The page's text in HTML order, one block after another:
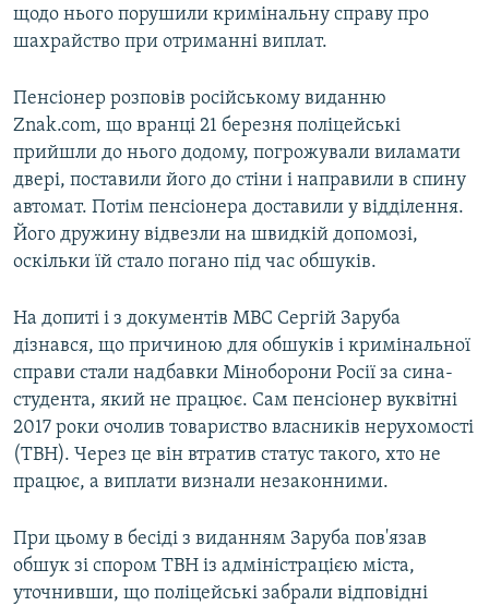
щодо нього порушили кримінальну справу про
шахрайство при отриманні виплат.
Пенсіонер розповів російському виданню
Znak.com, що вранці 21 березня поліцейські
прийшли до нього додому, погрожували виламати
двері, поставили його до стіни і направили в спину
автомат. Потім пенсіонера доставили у відділення.
Його дружину відвезли на швидкій допомозі,
оскільки їй стало погано під час обшуків.
На допиті і з документів МВС Сергій Заруба
дізнався, що причиною для обшуків і кримінальної
справи стали надбавки Міноборони Росії за сина-
студента, який не працює. Сам пенсіонер вуквітні
2017 роки очолив товариство власників нерухомості
(ТВН). Через це він втратив статус такого, хто не
працює, а виплати визнали незаконними.
При цьому в бесіді з виданням Заруба пов'язав
обшук зі спором ТВН із адміністрацією міста,
уточнивши, що поліцейські забрали відповідні